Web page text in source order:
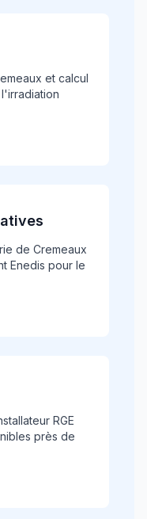
et calcul
de Cremeaux
Enedis pour le
RGE
près de